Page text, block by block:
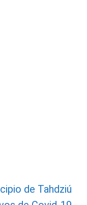
de Tahdziú